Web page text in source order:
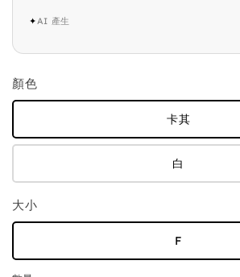
✦AI 產生
顏色
卡其
白
大小
F